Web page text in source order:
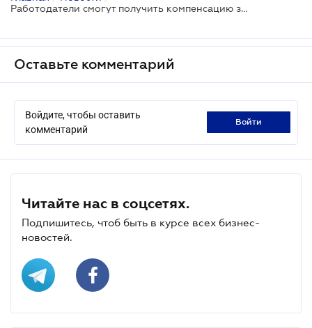
Работодатели смогут получить компенсацию за обустройство рабочего места для человека с инвалидностью через "Дию"
Оставьте комментарий
Войдите, чтобы оставить
комментарий
войти
Читайте нас в соцсетях.
Подпишитесь, чтоб быть в курсе всех бизнес-
новостей.